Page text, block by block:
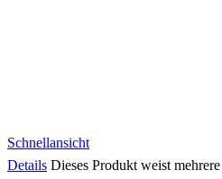
Schnellansicht
Details Dieses Produkt weist